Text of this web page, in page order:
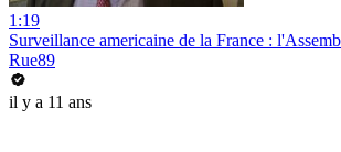
1:19
Surveillance americaine de la France :
Rue89
il y a 11 ans